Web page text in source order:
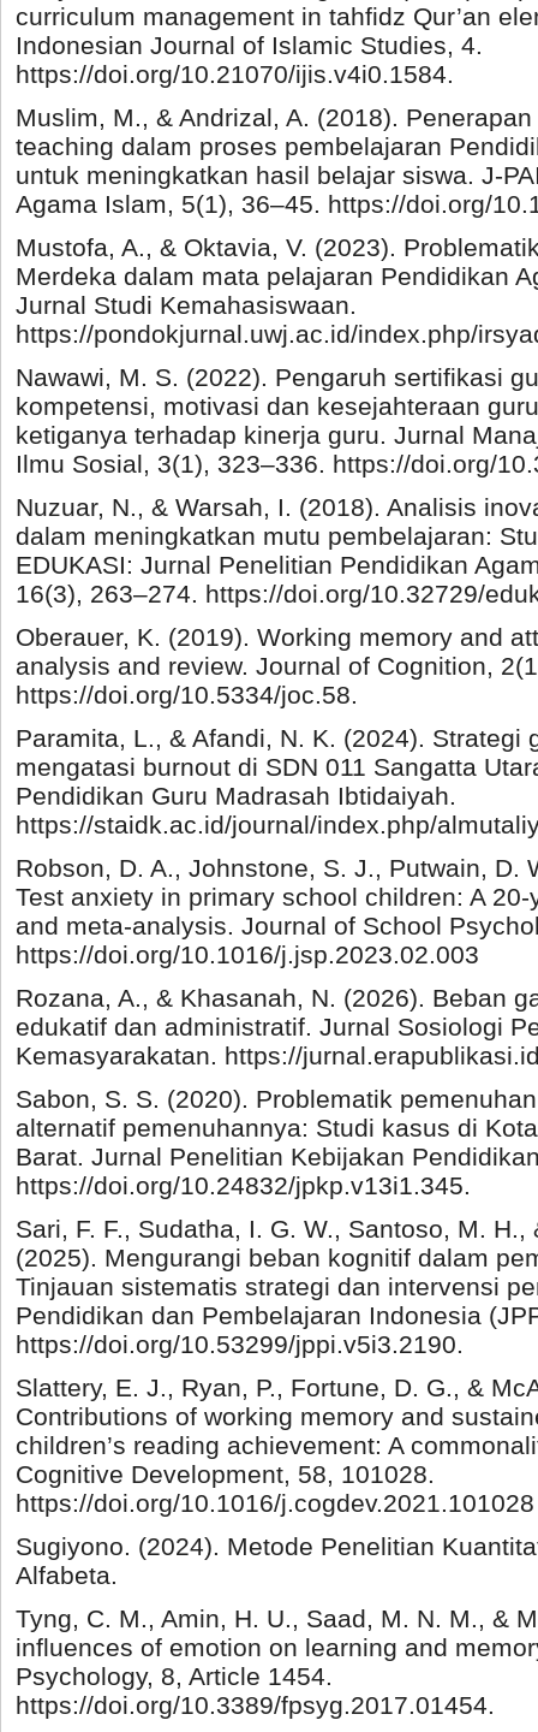
curriculum management in tahfidz Qur’an
Indonesian Journal of Islamic Studies, 4.
https://doi.org/10.21070/ijis.v4i0.1584.
Muslim, M., & Andrizal, A. (2018).
teaching dalam proses pembelajaran
untuk meningkatkan hasil belajar siswa. J-
Agama Islam, 5(1), 36–45. https://doi.org/
Mustofa, A., & Oktavia, V. (2023).
Merdeka dalam mata pelajaran Pendidikan
Jurnal Studi Kemahasiswaan.
https://pondokjurnal.uwj.ac.id/index.php/
Nawawi, M. S. (2022). Pengaruh sertifikasi
kompetensi, motivasi dan kesejahteraan
ketiganya terhadap kinerja guru. Jurnal
Ilmu Sosial, 3(1), 323–336. https://doi.org/
Nuzuar, N., & Warsah, I. (2018). Analisis
dalam meningkatkan mutu pembelajaran:
EDUKASI: Jurnal Penelitian Pendidikan
16(3), 263–274. https://doi.org/10.32729/
Oberauer, K. (2019). Working memory and
analysis and review. Journal of Cognition,
https://doi.org/10.5334/joc.58.
Paramita, L., & Afandi, N. K. (2024). Strategi
mengatasi burnout di SDN 011 Sangatta
Pendidikan Guru Madrasah Ibtidaiyah.
https://staidk.ac.id/journal/index.php/
Robson, D. A., Johnstone, S. J., Putwain, D.
Test anxiety in primary school children: A
and meta-analysis. Journal of School
https://doi.org/10.1016/j.jsp.2023.02.003
Rozana, A., & Khasanah, N. (2026). Beban
edukatif dan administratif. Jurnal Sosiologi
Kemasyarakatan. https://
Sabon, S. S. (2020). Problematik
alternatif pemenuhannya: Studi kasus di
Barat. Jurnal Penelitian Kebijakan
https://doi.org/10.24832/jpkp.v13i1.345.
Sari, F. F., Sudatha, I. G. W., Santoso, M. H.,
(2025). Mengurangi beban kognitif dalam
Tinjauan sistematis strategi dan intervensi
Pendidikan dan Pembelajaran Indonesia
https://doi.org/10.53299/jppi.v5i3.2190.
Slattery, E. J., Ryan, P., Fortune, D. G., &
Contributions of working memory and
children’s reading achievement: A
Cognitive Development, 58, 101028.
https://doi.org/10.1016/j.cogdev.2021.101028
Sugiyono. (2024). Metode Penelitian
Alfabeta.
Tyng, C. M., Amin, H. U., Saad, M. N. M., &
influences of emotion on learning and
Psychology, 8, Article 1454.
https://doi.org/10.3389/fpsyg.2017.01454.